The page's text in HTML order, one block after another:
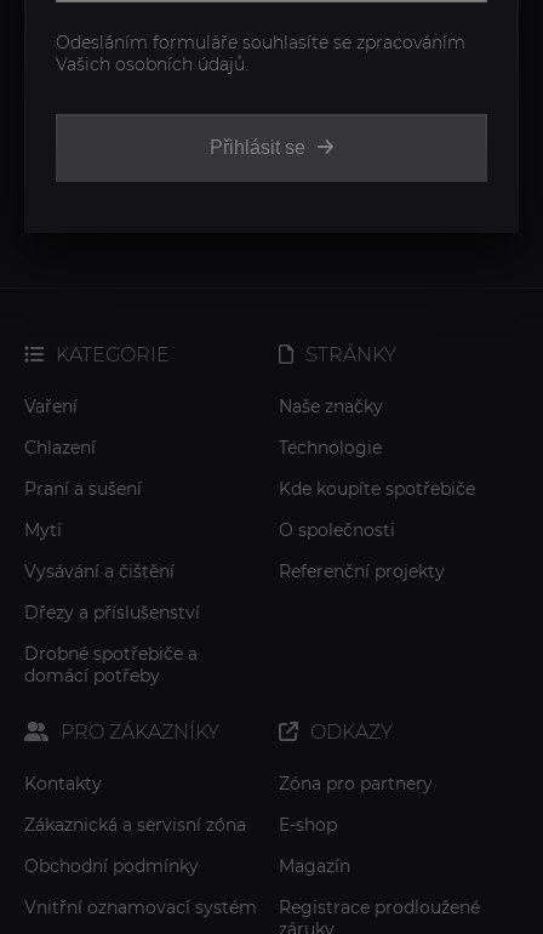
Přihlásit se
Odesláním formuláře souhlasíte se zpracováním
Vašich osobních údajů.
KATEGORIE
Vaření
Chlazení
Praní a sušení
Mytí
Vysávání a čištění
Dřezy a příslušenství
Drobné spotřebiče a
domácí potřeby
STRÁNKY
Naše značky
Technologie
Kde koupíte spotřebiče
O společnosti
Referenční projekty
PRO ZÁKAZNÍKY
Kontakty
Zákaznická a servisní zóna
Obchodní podmínky
Vnitřní oznamovací systém
ODKAZY
Zóna pro partnery
E-shop
Magazín
Registrace prodloužené
záruky